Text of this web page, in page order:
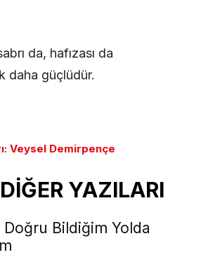
da, hafızası da
daha güçlüdür.
Veysel Demirpençe
YAZILARI
Doğru Bildiğim Yolda